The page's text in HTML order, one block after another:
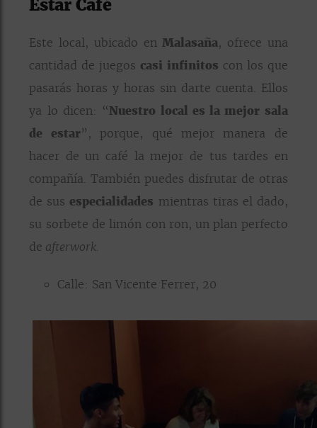
Estar Café
Este local, ubicado enMalasaña, ofrece una
cantidad de juegos casi infinitos con los que
pasarás horas y horas sin darte cuenta. Ellos
ya lo dicen: “Nuestro local es la mejor sala
de estar”, porque, qué mejor manera de
hacer de un café la mejor de tus tardes en
compañía. También puedes disfrutar de otras
de sus especialidades mientras tiras el dado,
su sorbete de limón con ron, un plan perfecto
de afterwork.
Calle: San Vicente Ferrer, 20